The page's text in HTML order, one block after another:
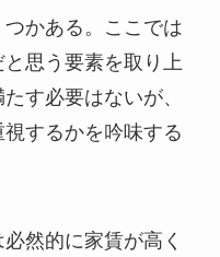
かある。ここでは
思う要素を取り上
す必要はないが、
するかを吟味する
然的に家賃が高く